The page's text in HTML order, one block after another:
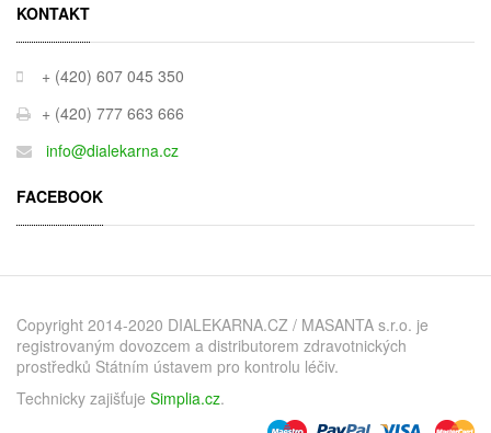
KONTAKT
+ (420) 607 045 350
+ (420) 777 663 666
info@dialekarna.cz
FACEBOOK
Copyright 2014-2020 DIALEKARNA.CZ / MASANTA s.r.o. je
registrovaným dovozcem a distributorem zdravotnických
prostředků Státním ústavem pro kontrolu léčiv.
Technicky zajišťuje Simplia.cz.